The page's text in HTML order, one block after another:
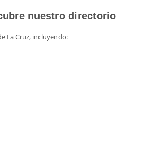
nuestro directorio
La Cruz, incluyendo: